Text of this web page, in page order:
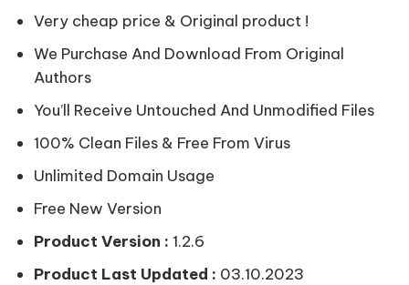
Very cheap price & Original product !
We Purchase And Download From Original
Authors
You’ll Receive Untouched And Unmodified Files
100% Clean Files & Free From Virus
Unlimited Domain Usage
Free New Version
Product Version : 1.2.6
Product Last Updated : 03.10.2023